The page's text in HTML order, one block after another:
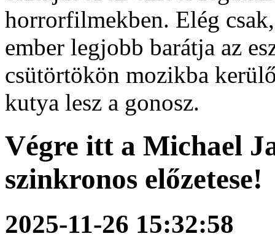
horrorfilmekben. Elég
ember legjobb barátja az
csütörtökön mozikba
kutya lesz a gonosz.
Végre itt a Michael
szinkronos előzetese!
2025-11-26 15:32:58